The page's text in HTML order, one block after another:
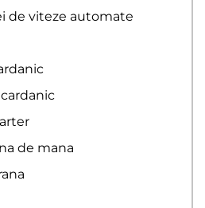
de viteze automate
de mana